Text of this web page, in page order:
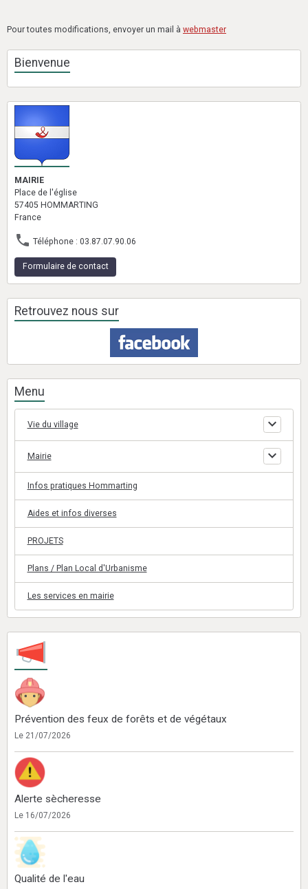
Pour toutes modifications, envoyer un mail à webmaster
Bienvenue
MAIRIE
Place de l'église
57405 HOMMARTING
France
Téléphone : 03.87.07.90.06
Formulaire de contact
Retrouvez nous sur
Menu
Vie du village
Mairie
Infos pratiques Hommarting
Aides et infos diverses
PROJETS
Plans / Plan Local d'Urbanisme
Les services en mairie
Prévention des feux de forêts et de végétaux
Le 21/07/2026
Alerte sècheresse
Le 16/07/2026
Qualité de l'eau